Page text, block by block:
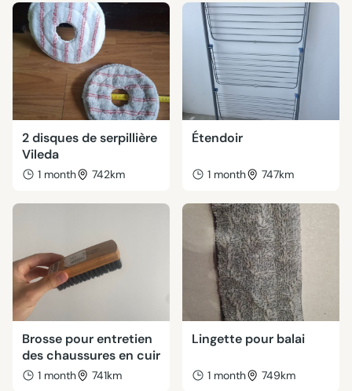
2 disques de serpillière
Vileda
1 month 742km
Étendoir
1 month 747km
Brosse pour entretien
des chaussures en cuir
1 month 741km
Lingette pour balai
1 month 749km